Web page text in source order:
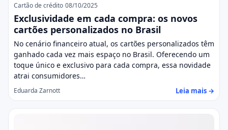
Cartão de crédito 08/10/2025
Exclusividade em cada compra: os novos
cartões personalizados no Brasil
No cenário financeiro atual, os cartões personalizados têm
ganhado cada vez mais espaço no Brasil. Oferecendo um
toque único e exclusivo para cada compra, essa novidade
atrai consumidores…
Eduarda Zarnott Leia mais →